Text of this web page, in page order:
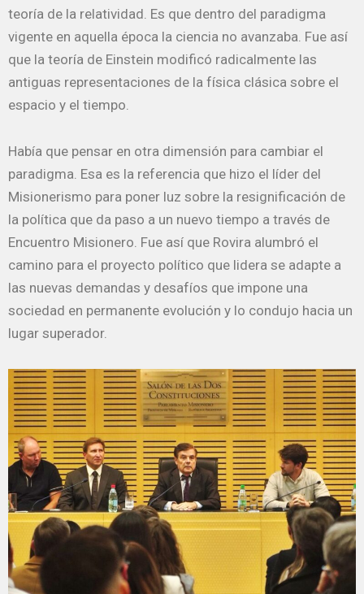
teoría de la relatividad. Es que dentro del paradigma
vigente en aquella época la ciencia no avanzaba. Fue así
que la teoría de Einstein modificó radicalmente las
antiguas representaciones de la física clásica sobre el
espacio y el tiempo.
Había que pensar en otra dimensión para cambiar el
paradigma. Esa es la referencia que hizo el líder del
Misionerismo para poner luz sobre la resignificación de
la política que da paso a un nuevo tiempo a través de
Encuentro Misionero. Fue así que Rovira alumbró el
camino para el proyecto político que lidera se adapte a
las nuevas demandas y desafíos que impone una
sociedad en permanente evolución y lo condujo hacia un
lugar superador.